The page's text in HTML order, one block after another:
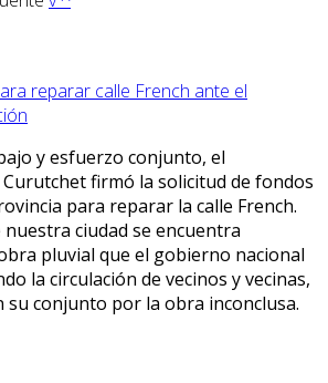
y esfuerzo conjunto, el
firmó la solicitud de fondos
para reparar la calle French.
ciudad se encuentra
pluvial que el gobierno nacional
la circulación de vecinos y vecinas,
su conjunto por la obra inconclusa.